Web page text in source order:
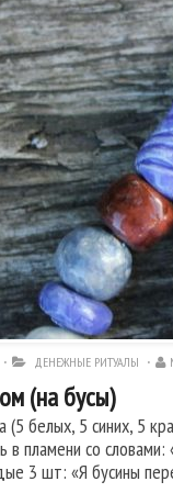
ДЕНЕЖНЫЕ РИТУАЛЫ
(на бусы)
белых, 5 синих, 5
в пламени со
3 шт: «Я бусины